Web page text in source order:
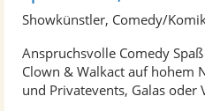
Showkünstler, Comedy/
Anspruchsvolle Comedy
Clown & Walkact auf hohem
und Privatevents, Galas oder